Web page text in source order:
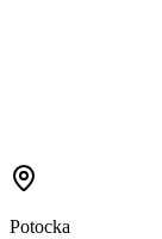
Potocka